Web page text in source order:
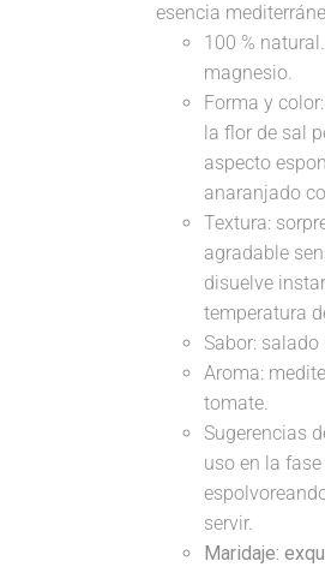
esencia
100 %
magnesio.
Forma y
la flor de sal
aspecto
anaranjado
Textura:
agradable
disuelve
temperatura
Sabor: salado
Aroma:
tomate.
Sugerencias
uso en la
servir.
Maridaje: